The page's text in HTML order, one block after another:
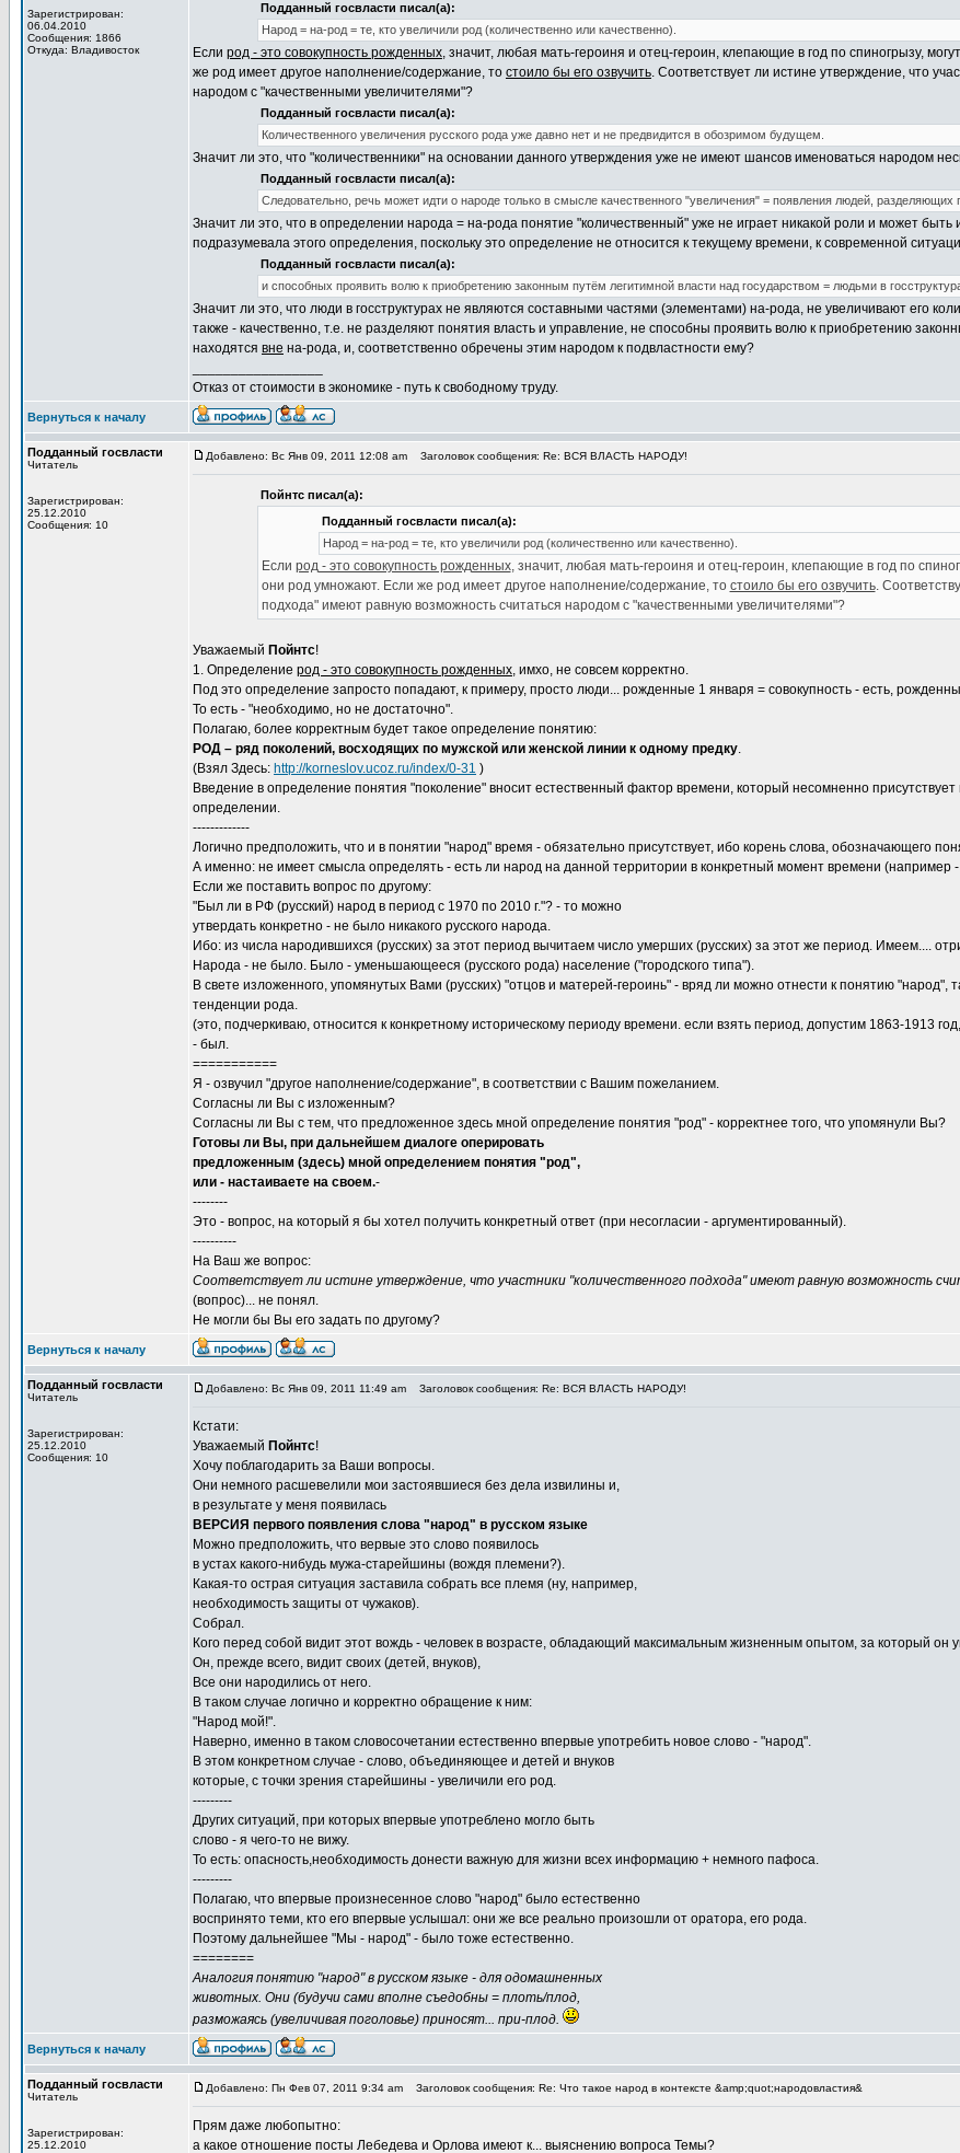
Зарегистрирован:
06.04.2010
Сообщения: 1866
Откуда: Владивосток
Подданный госвласти писал(а):
Народ = на-род = те, кто увеличили род (количественно или качественно).
Если род - это совокупность рожденных, значит, любая мать-героиня и отец-героин, клепающие в год по спиногрызу,
же род имеет другое наполнение/содержание, то стоило бы его озвучить. Соответствует ли истине утверждение, что
народом с "качественными увеличителями"?
Подданный госвласти писал(а):
Количественного увеличения русского рода уже давно нет и не предвидится в обозримом будущем.
Значит ли это, что "количественники" на основании данного утверждения уже не имеют шансов именоваться народом
Подданный госвласти писал(а):
Следовательно, речь может идти о народе только в смысле качественного "увеличения" = появления людей, разделяющих
Значит ли это, что в определении народа = на-рода понятие "количественный" уже не играет никакой роли и может
подразумевала этого определения, поскольку это определение не относится к текущему времени, к современной
Подданный госвласти писал(а):
и способных проявить волю к приобретению законным путём легитимной власти над государством = людьми в
Значит ли это, что люди в госструктурах не являются составными частями (элементами) на-рода, не увеличивают его
также - качественно, т.е. не разделяют понятия власть и управление, не способны проявить волю к приобретению
находятся вне на-рода, и, соответственно обречены этим народом к подвластности ему?
Отказ от стоимости в экономике - путь к свободному труду.
Вернуться к началу
Подданный госвласти
Читатель
Зарегистрирован:
25.12.2010
Сообщения: 10
Добавлено: Вс Янв 09, 2011 12:08 am Заголовок сообщения: Re: ВСЯ ВЛАСТЬ НАРОДУ!
Пойнтс писал(а):
Подданный госвласти писал(а):
Народ = на-род = те, кто увеличили род (количественно или качественно).
Если род - это совокупность рожденных, значит, любая мать-героиня и отец-героин, клепающие в год по
они род умножают. Если же род имеет другое наполнение/содержание, то стоило бы его озвучить.
подхода" имеют равную возможность считаться народом с "качественными увеличителями"?
Уважаемый Пойнтс!
1. Определение род - это совокупность рожденных, имхо, не совсем корректно.
Под это определение запросто попадают, к примеру, просто люди... рожденные 1 января = совокупность - есть,
То есть - "необходимо, но не достаточно".
Полагаю, более корректным будет такое определение понятию:
РОД – ряд поколений, восходящих по мужской или женской линии к одному предку.
(Взял Здесь: http://korneslov.ucoz.ru/index/0-31 )
Введение в определение понятия "поколение" вносит естественный фактор времени, который несомненно присутствует
определении.
-------------
Логично предположить, что и в понятии "народ" время - обязательно присутствует, ибо корень cлова, обозначающего
А именно: не имеет смысла определять - есть ли народ на данной территории в конкретный момент времени (например
Если же поставить вопрос по другому:
"Был ли в РФ (русский) народ в период с 1970 по 2010 г."? - то можно
утвердать конкретно - не было никакого русского народа.
Ибо: из числа народившихся (русских) за этот период вычитаем число умерших (русских) за этот же период. Имеем....
Народа - не было. Было - уменьшающееся (русского рода) население ("городского типа").
В свете изложенного, упомянутых Вами (русских) "отцов и матерей-героинь" - вряд ли можно отнести к понятию
тенденции рода.
(это, подчеркиваю, относится к конкретному историческому периоду времени. если взять период, допустим 1863-1913
- был.
===========
Я - озвучил "другое наполнение/содержание", в соответствии с Вашим пожеланием.
Согласны ли Вы с изложенным?
Согласны ли Вы с тем, что предложенное здесь мной определение понятия "род" - корректнее того, что упомянули Вы?
Готовы ли Вы, при дальнейшем диалоге оперировать
предложенным (здесь) мной определением понятия "род",
или - настаиваете на своем.-
--------
Это - вопрос, на который я бы хотел получить конкретный ответ (при несогласии - аргументированный).
----------
На Ваш же вопрос:
Соответствует ли истине утверждение, что участники "количественного подхода" имеют равную возможность
(вопрос)... не понял.
Не могли бы Вы его задать по другому?
Вернуться к началу
Подданный госвласти
Читатель
Зарегистрирован:
25.12.2010
Сообщения: 10
Добавлено: Вс Янв 09, 2011 11:49 am Заголовок сообщения: Re: ВСЯ ВЛАСТЬ НАРОДУ!
Кстати:
Уважаемый Пойнтс!
Хочу поблагодарить за Ваши вопросы.
Они немного расшевелили мои застоявшиеся без дела извилины и,
в результате у меня появилась
ВЕРСИЯ первого появления слова "народ" в русском языке
Можно предположить, что вервые это слово появилось
в устах какого-нибудь мужа-старейшины (вождя племени?).
Какая-то острая ситуация заставила собрать все племя (ну, например,
необходимость защиты от чужаков).
Собрал.
Кого перед собой видит этот вождь - человек в возрасте, обладающий максимальным жизненным опытом, за который он
Он, прежде всего, видит своих (детей, внуков),
Все они народились от него.
В таком случае логично и корректно обращение к ним:
"Народ мой!".
Наверно, именно в таком словосочетании естественно впервые употребить новое слово - "народ".
В этом конкретном случае - слово, объединяющее и детей и внуков
которые, с точки зрения старейшины - увеличили его род.
---------
Других ситуаций, при которых впервые употреблено могло быть
слово - я чего-то не вижу.
То есть: опасность,необходимость донести важную для жизни всех информацию + немного пафоса.
---------
Полагаю, что впервые произнесенное слово "народ" было естественно
воспринято теми, кто его впервые услышал: они же все реально произошли от оратора, его рода.
Поэтому дальнейшее "Мы - народ" - было тоже естественно.
========
Аналогия понятию "народ" в русском языке - для одомашненных
животных. Они (будучи сами вполне съедобны = плоть/плод,
разможаясь (увеличивая поголовье) приносят... при-плод.
Вернуться к началу
Подданный госвласти
Читатель
Зарегистрирован:
25.12.2010
Добавлено: Пн Фев 07, 2011 9:34 am Заголовок сообщения: Re: Что такое народ в контексте &amp;quot;народовластия&
Прям даже любопытно:
а какое отношение посты Лебедева и Орлова имеют к... выяснению вопроса Темы?